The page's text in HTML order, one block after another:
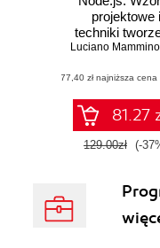
projektowe i
techniki
aplikacji
Wydanie IV
Luciano Mammino
(77,40 zł najniższa
81.27
129.00zł (-